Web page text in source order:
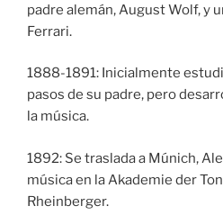
padre alemán, August Wolf, y
Ferrari.
1888-1891: Inicialmente
pasos de su padre, pero
la música.
1892: Se traslada a Múnich,
música en la Akademie der
Rheinberger.